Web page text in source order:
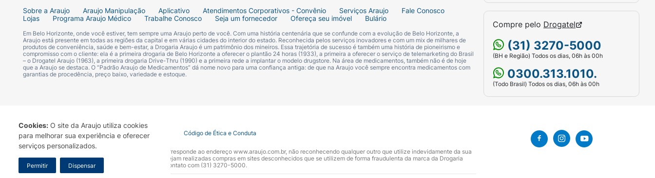
Cookies: O site da Araujo utiliza cookies
para melhorar sua experiência e oferecer
serviços personalizados.
Permitir Dispensar
atorvastatina base, respectivamente. Excipientes: carbonato de cálcio, celulose microcristalina, lactose monoidratada, croscarmelose sódica,
polissorbato 80, hiprolose, estearato de magnésio, corante branco Opadry (hipromelose, macrogol, dióxido de titânio e talco), emulsão simeticona
(simeticona, estearato emulsificante, ácido sórbico e água) e cera candelila.
Cada comprimido revestido de Lípitor 80 mg contém atorvastatina cálcica equivalente a 80 mg de atorvastatina base. Excipientes: carbonato de
cálcio, celulose microcristalina, lactose monoidratada, croscarmelose sódica, polissorbato 80, hiprolose, estearato de magnésio, corante branco
Opadry (hipromelose, macrogol, dióxido de titânio e talco) e emulsão simeticona (simeticona, estearato emulsificante, ácido sórbico e água).
1. PARA QUE ESTE MEDICAMENTO É INDICADO?
Lípitor (atorvastatina cálcica) comprimidos revestidos é indicado para tratamento de:
• Hipercolesterolemia (aumento da quantidade de colesterol no sangue) isolada;
Sobre a Araujo Araujo Manipulação Aplicativo Atendimentos Corporativos - Convênio Serviços Araujo
Fale Conosco
Lojas
Programa Araujo Médico Trabalhe Conosco Seja um fornecedor Ofereça seu imóvel Bulário
Em Belo Horizonte, onde você estiver, tem sempre uma Araujo perto de você. Com uma história centenária que se confunde com a evolução de Belo Horizonte, a
Araujo está presente em todas as regiões da capital e em várias cidades do interior do estado. Reconhecida pelos serviços inovadores e com um mix de milhares de
produtos de conveniência, saúde e bem-estar, a Drogaria Araujo é um patrimônio dos mineiros. Essa trajetória de sucesso é também uma história de pioneirismo e
compromisso com o cliente: ela é a primeira drogaria de Belo Horizonte a oferecer o plantão 24 horas (1933), a primeira a oferecer o serviço de telemarketing do Brasil
– o Drogatel Araujo (1963), a primeira drogaria Drive-Thru (1990) e a primeira rede a implantar o modelo drugstore. Na área de medicamentos, também não é de hoje
que a Araujo se destaca. O “Padrão Araujo de Medicamentos” dá nome novo para uma confiança antiga: de que na Araujo você sempre encontra medicamentos com
garantias de procedência, preço baixo, variedade e estoque.
Compre pelo Drogatel
(31) 3270-5000
(BH e Região) Todos os dias, 06h às 00h
0300.313.1010.
(Todo Brasil) Todos os dias, 06h às 00h
Termo de Uso Portal da Privacidade Covid-19 Código de Ética e Conduta
A Drogaria Araujo S/A informa que o seu site oficial corresponde ao endereço www.araujo.com.br, não reconhecendo qualquer outro que utilize indevidamente da sua
marca. Para sua segurança recomendamos que não sejam realizadas compras em sites desconhecidos que se utilizem de forma fraudulenta da marca da Drogaria
Araujo S.A. Em caso de dúvidas, gentileza entrar em contato com (31) 3270-5000.